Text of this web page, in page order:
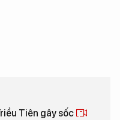
Tiên gây sốc